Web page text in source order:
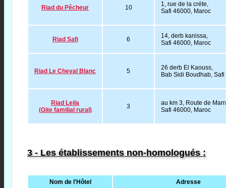
Riad du Pêcheur 10
1, rue de la créte,
Safi 46000, Maroc
Riad Safi 6
14, derb kanissa,
Safi 46000, Maroc
Riad Le Cheval Blanc 5
26 derb El Kaouss,
Bab Sidi Boudhab,
Riad Leila
(Gite familial rural)
3
au km 3, Route de
Safi 46000, Maroc
3 - Les établissements non-homologués :
Nom de l'Hôtel
Adresse